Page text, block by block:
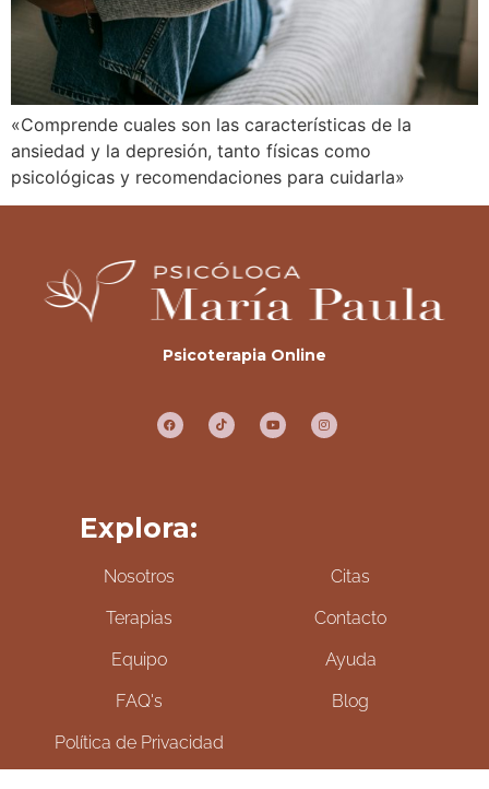
«Comprende cuales son las características de la
ansiedad y la depresión, tanto físicas como
psicológicas y recomendaciones para cuidarla»
Psicoterapia Online
Explora:
Nosotros
Terapias
Equipo
FAQ's
Política de Privacidad
Citas
Contacto
Ayuda
Blog